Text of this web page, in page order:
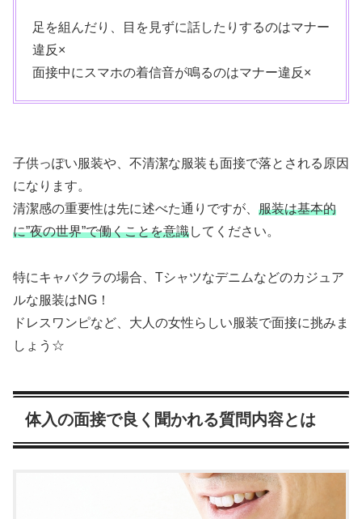
足を組んだり、目を見ずに話したりするのはマナー
違反×
面接中にスマホの着信音が鳴るのはマナー違反×
子供っぽい服装や、不清潔な服装も面接で落とされる原因
になります。
清潔感の重要性は先に述べた通りですが、 服装は基本的
に”夜の世界”で働くことを意識してください。
特にキャバクラの場合、Tシャツなデニムなどのカジュア
ルな服装はNG！
ドレスワンピなど、大人の女性らしい服装で面接に挑みま
しょう☆
体入の面接で良く聞かれる質問内容とは